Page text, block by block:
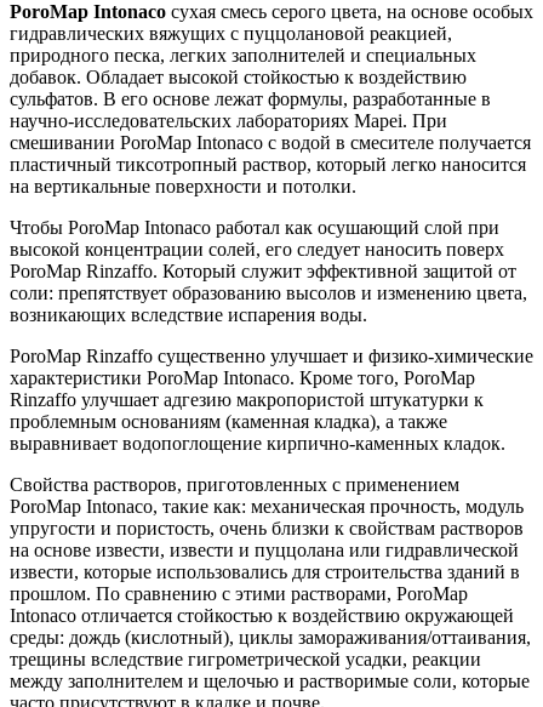
PoroMap Intonaco сухая смесь серого цвета, на основе особых
гидравлических вяжущих с пуццолановой реакцией,
природного песка, легких заполнителей и специальных
добавок. Обладает высокой стойкостью к воздействию
сульфатов. В его основе лежат формулы, разработанные в
научно-исследовательских лабораториях Mapei. При
смешивании PoroMap Intonaco с водой в смесителе получается
пластичный тиксотропный раствор, который легко наносится
на вертикальные поверхности и потолки.
Чтобы PoroMap Intonaco работал как осушающий слой при
высокой концентрации солей, его следует наносить поверх
PoroMap Rinzaffo. Который служит эффективной защитой от
соли: препятствует образованию высолов и изменению цвета,
возникающих вследствие испарения воды.
PoroMap Rinzaffo существенно улучшает и физико-химические
характеристики PoroMap Intonaco. Кроме того, PoroMap
Rinzaffo улучшает адгезию макропористой штукатурки к
проблемным основаниям (каменная кладка), а также
выравнивает водопоглощение кирпично-каменных кладок.
Свойства растворов, приготовленных с применением
PoroMap Intonaco, такие как: механическая прочность, модуль
упругости и пористость, очень близки к свойствам растворов
на основе извести, извести и пуццолана или гидравлической
извести, которые использовались для строительства зданий в
прошлом. По сравнению с этими растворами, PoroMap
Intonaco отличается стойкостью к воздействию окружающей
среды: дождь (кислотный), циклы замораживания/оттаивания,
трещины вследствие гигрометрической усадки, реакции
между заполнителем и щелочью и растворимые соли, которые